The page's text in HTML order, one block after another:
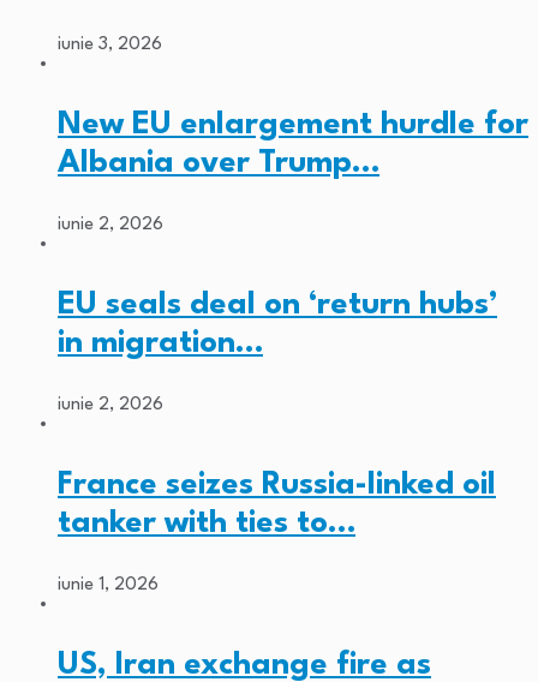
iunie 3, 2026
New EU enlargement hurdle for
Albania over Trump…
iunie 2, 2026
EU seals deal on ‘return hubs’
in migration…
iunie 2, 2026
France seizes Russia-linked oil
tanker with ties to…
iunie 1, 2026
US, Iran exchange fire as